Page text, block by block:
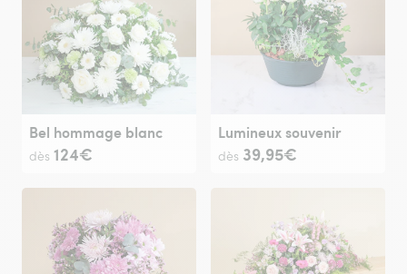
Bel hommage blanc
dès 124€
Lumineux souvenir
dès 39,95€